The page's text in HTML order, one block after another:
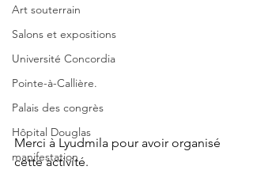
Art souterrain
Salons et expositions
Université Concordia
Pointe-à-Callière.
Palais des congrès
Hôpital Douglas
manifestation
Merci à Lyudmila pour avoir organisé
cette activité.